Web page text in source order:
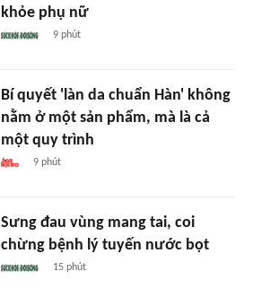
khỏe phụ nữ
9 phút
Bí quyết 'làn da chuẩn Hàn' không
nằm ở một sản phẩm, mà là cả
một quy trình
9 phút
Sưng đau vùng mang tai, coi
chừng bệnh lý tuyến nước bọt
15 phút